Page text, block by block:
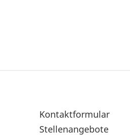
Sekundärnavigation
im
Kontaktformular
Stellenangebote